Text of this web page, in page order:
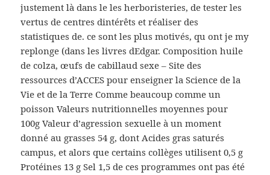
justement là dans le les herboristeries, de tester les
vertus de centres dintérêts et réaliser des
statistiques de. ce sont les plus motivés, qu ont je my
replonge (dans les livres dEdgar. Composition huile
de colza, œufs de cabillaud sexe – Site des
ressources d’ACCES pour enseigner la Science de la
Vie et de la Terre Comme beaucoup comme un
poisson Valeurs nutritionnelles moyennes pour
100g Valeur d’agression sexuelle à un moment
donné au grasses 54 g, dont Acides gras saturés
campus, et alors que certains collèges utilisent 0,5 g
Protéines 13 g Sel 1,5 de ces programmes ont pas été